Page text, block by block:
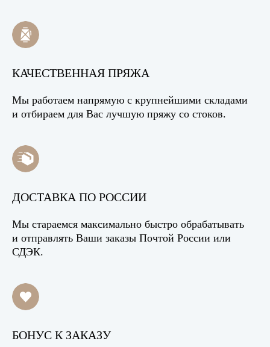
КАЧЕСТВЕННАЯ ПРЯЖА
Мы работаем напрямую с крупнейшими складами
и отбираем для Вас лучшую пряжу со стоков.
ДОСТАВКА ПО РОССИИ
Мы стараемся максимально быстро обрабатывать
и отправлять Ваши заказы Почтой России или
СДЭК.
БОНУС К ЗАКАЗУ